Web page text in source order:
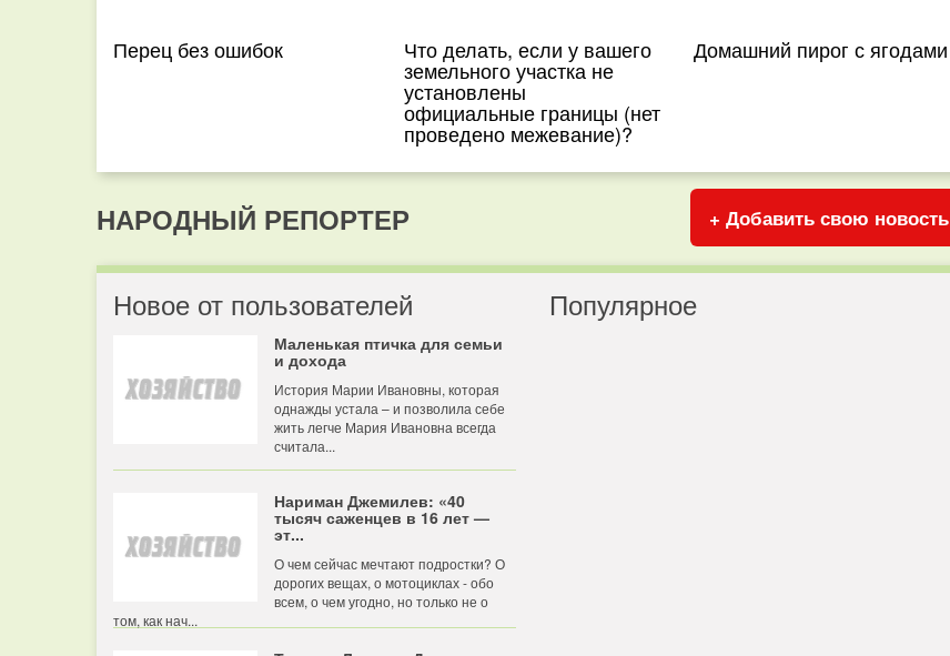
Перец без ошибок Что делать, если у вашего
земельного участка не
установлены
официальные границы (нет
проведено межевание)?
Домашний пирог с ягодами
НАРОДНЫЙ РЕПОРТЕР + Добавить свою новость
Новое от пользователей
Маленькая птичка для семьи
и дохода
История Марии Ивановны, которая
однажды устала – и позволила себе
жить легче Мария Ивановна всегда
считала...
Нариман Джемилев: «40
тысяч саженцев в 16 лет —
эт...
О чем сейчас мечтают подростки? О
дорогих вещах, о мотоциклах - обо
всем, о чем угодно, но только не о
том, как нач...
Популярное